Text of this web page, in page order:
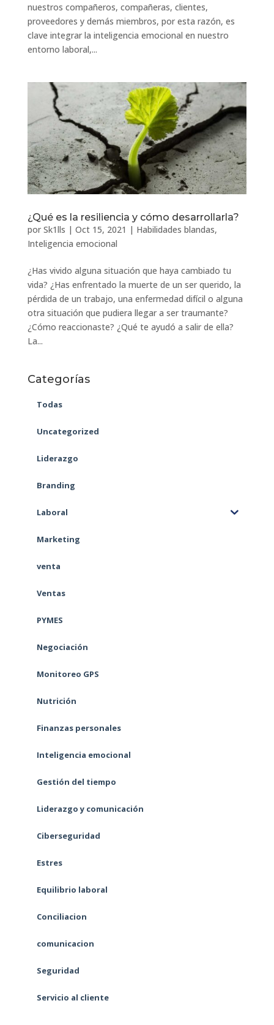
nuestros compañeros, compañeras, clientes,
proveedores y demás miembros, por esta razón, es
clave integrar la inteligencia emocional en nuestro
entorno laboral,...
¿Qué es la resiliencia y cómo desarrollarla?
por Sk1lls | Oct 15, 2021 | Habilidades blandas,
Inteligencia emocional
¿Has vivido alguna situación que haya cambiado tu
vida? ¿Has enfrentado la muerte de un ser querido, la
pérdida de un trabajo, una enfermedad difícil o alguna
otra situación que pudiera llegar a ser traumante?
¿Cómo reaccionaste? ¿Qué te ayudó a salir de ella?
La...
Categorías
Todas
Uncategorized
Liderazgo
Branding
Laboral
Marketing
venta
Ventas
PYMES
Negociación
Monitoreo GPS
Nutrición
Finanzas personales
Inteligencia emocional
Gestión del tiempo
Liderazgo y comunicación
Ciberseguridad
Estres
Equilibrio laboral
Conciliacion
comunicacion
Seguridad
Servicio al cliente